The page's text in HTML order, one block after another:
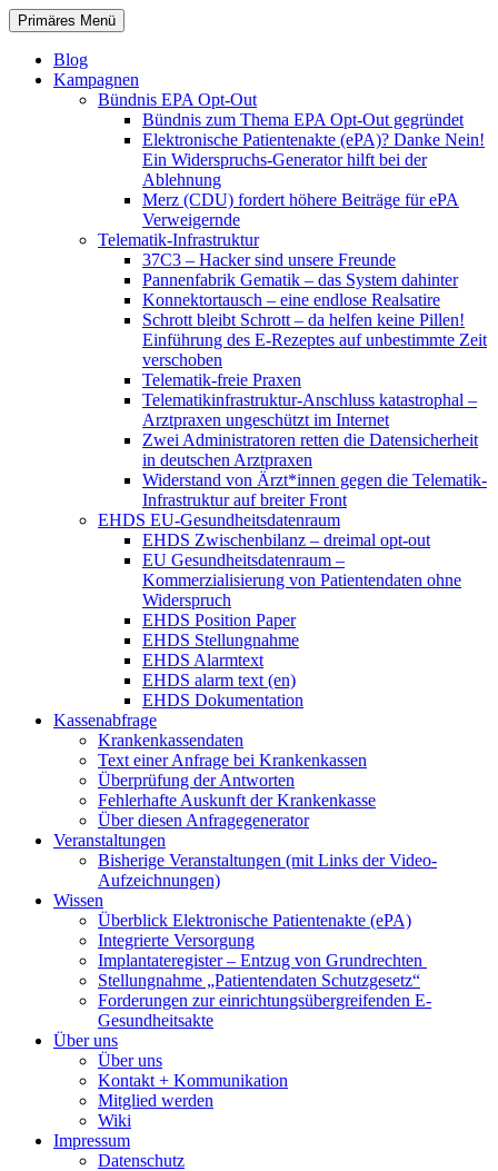
Zum
Inhalt
springen
patientenrechte-datenschutz.de
Suchen
Primäres Menü
Blog
Kampagnen
Bündnis EPA Opt-Out
Bündnis zum Thema EPA Opt-Out gegründet
Elektronische Patientenakte (ePA)? Danke Nein!
Ein Widerspruchs-Generator hilft bei der
Ablehnung
Merz (CDU) fordert höhere Beiträge für ePA
Verweigernde
Telematik-Infrastruktur
37C3 – Hacker sind unsere Freunde
Pannenfabrik Gematik – das System dahinter
Konnektortausch – eine endlose Realsatire
Schrott bleibt Schrott – da helfen keine Pillen!
Einführung des E-Rezeptes auf unbestimmte Zeit
verschoben
Telematik-freie Praxen
Telematikinfrastruktur-Anschluss katastrophal –
Arztpraxen ungeschützt im Internet
Zwei Administratoren retten die Datensicherheit
in deutschen Arztpraxen
Widerstand von Ärzt*innen gegen die Telematik-
Infrastruktur auf breiter Front
EHDS EU-Gesundheitsdatenraum
EHDS Zwischenbilanz – dreimal opt-out
EU Gesundheitsdatenraum –
Kommerzialisierung von Patientendaten ohne
Widerspruch
EHDS Position Paper
EHDS Stellungnahme
EHDS Alarmtext
EHDS alarm text (en)
EHDS Dokumentation
Kassenabfrage
Krankenkassendaten
Text einer Anfrage bei Krankenkassen
Überprüfung der Antworten
Fehlerhafte Auskunft der Krankenkasse
Über diesen Anfragegenerator
Veranstaltungen
Bisherige Veranstaltungen (mit Links der Video-
Aufzeichnungen)
Wissen
Überblick Elektronische Patientenakte (ePA)
Integrierte Versorgung
Implantateregister – Entzug von Grundrechten
Stellungnahme „Patientendaten Schutzgesetz“
Forderungen zur einrichtungsübergreifenden E-
Gesundheitsakte
Über uns
Über uns
Kontakt + Kommunikation
Mitglied werden
Wiki
Impressum
Datenschutz